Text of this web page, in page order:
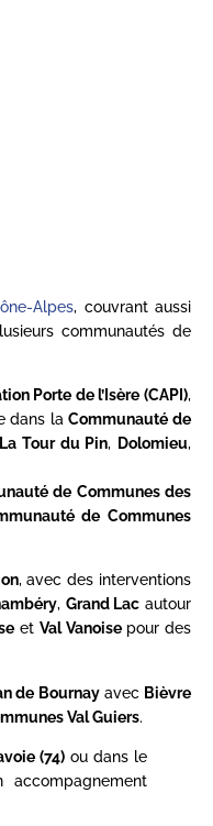
Alpes, couvrant aussi
communautés de
Porte de l’Isère (CAPI),
dans laCommunauté de
La Tour du Pin, Dolomieu,
de Communes des
de Communes
, avec des interventions
, Grand Lac autour
et Val Vanoisepour des
de Bournayavec Bièvre
Val Guiers.
(74)ou dans le